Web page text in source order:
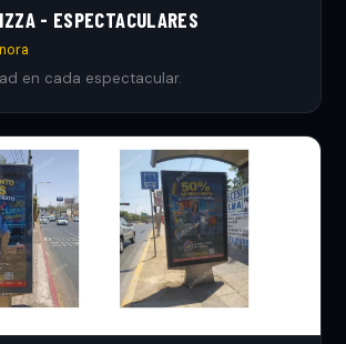
- ESPECTACULARES
en cada espectacular.